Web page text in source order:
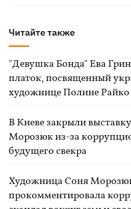
Читайте также
"Девушка Бонда" Ева
платок, посвященный
художнице Полине Райко
В Киеве закрыли
Морозюк из-за
будущего свекра
Художница Соня
прокомментировала